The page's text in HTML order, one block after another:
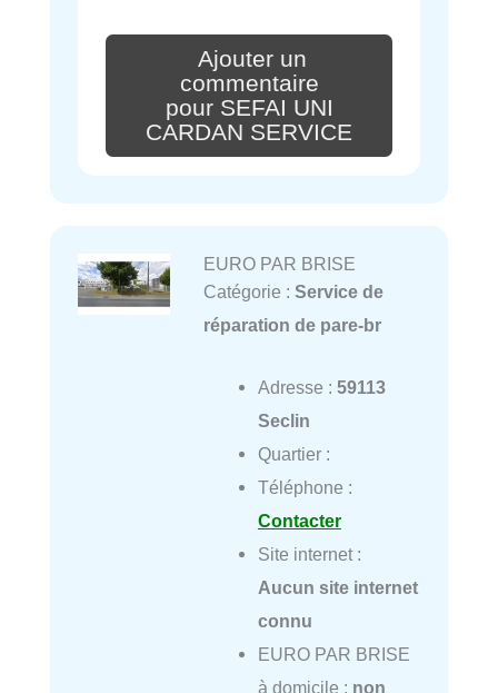
Ajouter un
commentaire
pour SEFAI UNI
CARDAN SERVICE
EURO PAR BRISE
Catégorie : Service de
réparation de pare-br
Adresse : 59113
Seclin
Quartier :
Téléphone :
Contacter
Site internet :
Aucun site internet
connu
EURO PAR BRISE
à domicile : non